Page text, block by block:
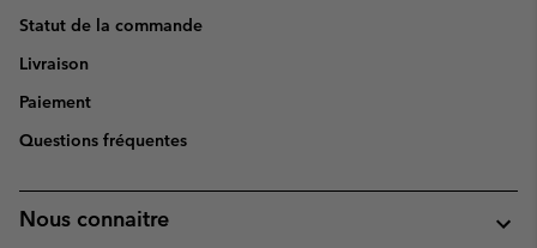
Statut de la commande
Livraison
Paiement
Questions fréquentes
Nous connaitre